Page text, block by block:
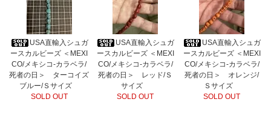
USA直輸入シュガ
ースカルビーズ ＜MEXI
CO/メキシコ-カラベラ/
死者の日＞ ターコイズ
ブルー/Ｓサイズ
SOLD OUT
USA直輸入シュガ
ースカルビーズ ＜MEXI
CO/メキシコ-カラベラ/
死者の日＞ レッド/Ｓ
サイズ
SOLD OUT
USA直輸入シュガ
ースカルビーズ ＜MEXI
CO/メキシコ-カラベラ/
死者の日＞ オレンジ/
Ｓサイズ
SOLD OUT